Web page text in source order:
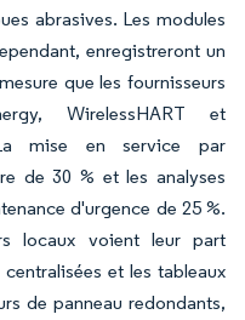
abrasives. Les modules
enregistreront un
que les fournisseurs
WirelessHART et
mise en service par
de 30 % et les analyses
d'urgence de 25 %.
locaux voient leur part
et les tableaux
de panneau redondants,